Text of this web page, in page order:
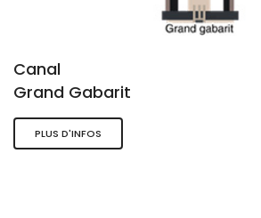
Canal
Grand Gabarit
PLUS D'INFOS